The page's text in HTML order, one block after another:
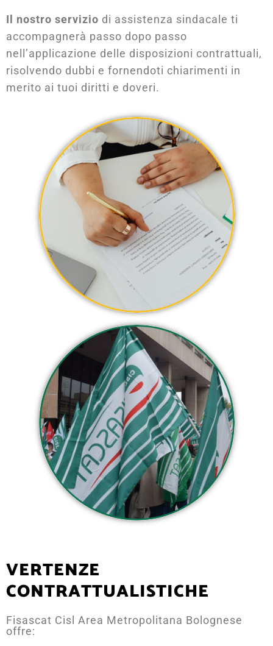
Il nostro servizio di assistenza sindacale ti
accompagnerà passo dopo passo
nell’applicazione delle disposizioni contrattuali,
risolvendo dubbi e fornendoti chiarimenti in
merito ai tuoi diritti e doveri.
VERTENZE
CONTRATTUALISTICHE
Fisascat Cisl Area Metropolitana Bolognese
offre: